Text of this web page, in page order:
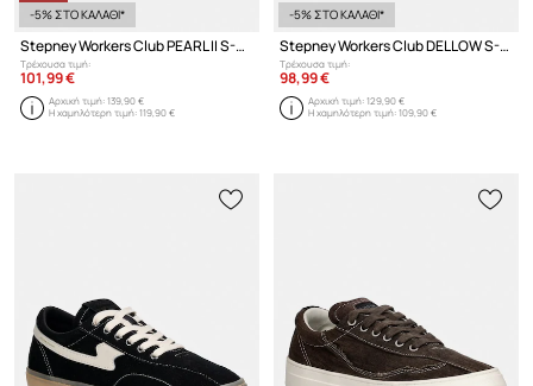
-5% ΣΤΟ ΚΑΛΑΘΙ*
Stepney Workers Club PEARL II S-STRIKE SUEDE sneakers ανδρικά σουέτ
Τρέχουσα τιμή:
101,99 €
Αρχική τιμή:139,90 €
Η χαμηλότερη τιμή:119,90 €
-5% ΣΤΟ ΚΑΛΑΘΙ*
Stepney Workers Club DELLOW S-STRIKE SUEDE sneakers ανδρικά σουέτ
Τρέχουσα τιμή:
98,99 €
Αρχική τιμή:129,90 €
Η χαμηλότερη τιμή:109,90 €